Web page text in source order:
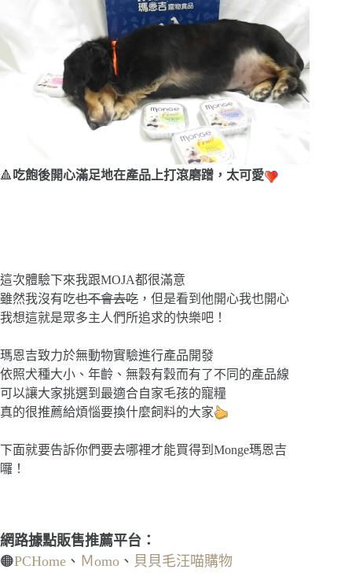
🔺 吃飽後開心滿足地在產品上打滾磨蹭，太可愛
這次體驗下來我跟MOJA都很滿意
雖然我沒有吃也不會去吃 ，但是看到他開心我也開心
我想這就是眾多主人們所追求的快樂吧！
瑪恩吉致力於無動物實驗進行產品開發
依照犬種大小、年齡、無穀有穀而有了不同的產品線
可以讓大家挑選到最適合自家毛孩的寵糧
真的很推薦給煩惱要換什麼飼料的大家
下面就要告訴你們要去哪裡才能買得到Monge瑪恩吉
囉！
網路據點販售推薦平台：
🟠PCHome 、 Ｍomo 、 貝貝毛汪喵購物